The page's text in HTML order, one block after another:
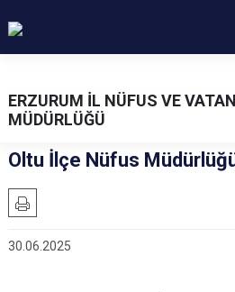
ERZURUM İL NÜFUS VE
MÜDÜRLÜĞÜ
Oltu İlçe Nüfus
30.06.2025